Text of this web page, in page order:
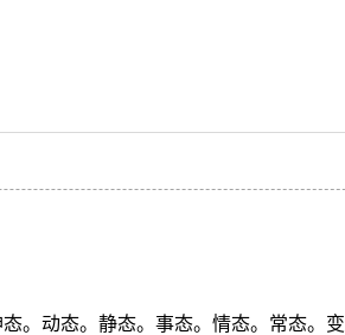
。动态。静态。事态。情态。常态。变